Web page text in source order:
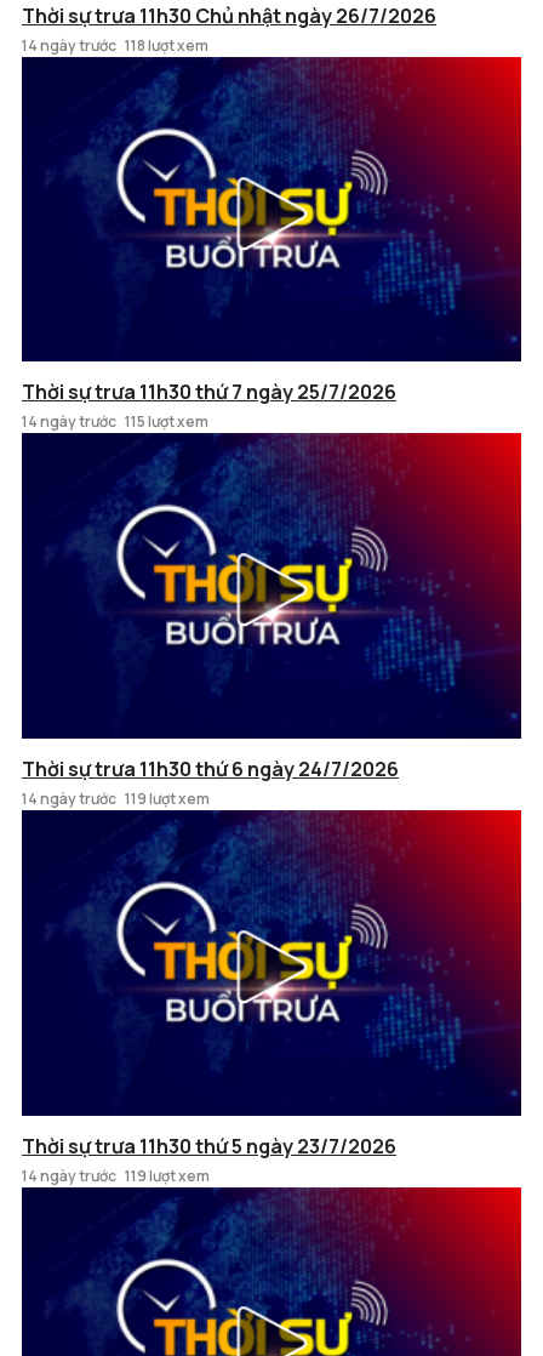
Thời sự trưa 11h30 Chủ nhật ngày 26/7/2026
14 ngày trước 118 lượt xem
Thời sự trưa 11h30 thứ 7 ngày 25/7/2026
14 ngày trước 115 lượt xem
Thời sự trưa 11h30 thứ 6 ngày 24/7/2026
14 ngày trước 119 lượt xem
Thời sự trưa 11h30 thứ 5 ngày 23/7/2026
14 ngày trước 119 lượt xem